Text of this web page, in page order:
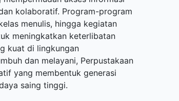
kolaboratif. Program-program
menulis, hingga kegiatan
meningkatkan keterlibatan
kuat di lingkungan
dan melayani, Perpustakaan
yang membentuk generasi
saing tinggi.